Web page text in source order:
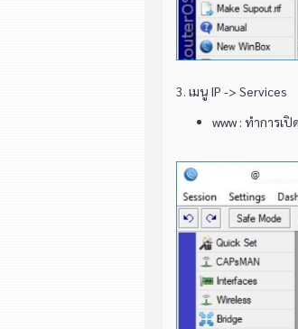
3. เมนู IP -> Services
www : ทำการเ